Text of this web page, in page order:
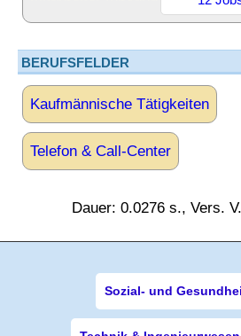
BERUFSFELDER
Kaufmännische Tätigkeiten
Telefon & Call-Center
Dauer: 0.0276 s., Vers.
Sozial- und